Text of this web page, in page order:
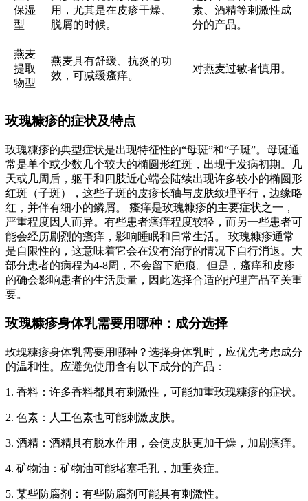
保湿
型
用，尤其是在皮疹干燥、
脱屑的时候。
素、酒精等刺激性成
分的产品。
燕麦
提取
物型
燕麦具有舒缓、抗炎的功
效，可减缓瘙痒。
对燕麦过敏者慎用。
玫瑰糠疹的症状及特点
玫瑰糠疹的典型症状是出现特征性的“母斑”和“子斑”。母斑通
常是单个或少数几个较大的椭圆形红斑，出现于发病初期。几
天或几周后，躯干和四肢近心端会陆续出现许多较小的椭圆形
红斑（子斑），这些子斑的皮疹长轴与皮肤纹理平行，边缘略
红，并伴有细小的鳞屑。 瘙痒是玫瑰糠疹的主要症状之一，
严重程度因人而异。有些患者瘙痒程度较轻，而另一些患者可
能会经历剧烈的瘙痒，影响睡眠和日常生活。 玫瑰糠疹通常
是自限性的，这意味着它会在没有治疗的情况下自行消退。大
部分患者的病程为4-8周，不会留下疤痕。但是，瘙痒和皮疹
的确会影响患者的生活质量，因此选择合适的护理产品至关重
要。
玫瑰糠疹身体乳需要用哪种：成分选择
玫瑰糠疹身体乳需要用哪种？选择身体乳时，应优先考虑成分
的温和性。应避免使用含有以下成分的产品：
1. 香料：许多香料都具有刺激性，可能加重玫瑰糠疹的症状。
2. 色素：人工色素也可能刺激皮肤。
3. 酒精：酒精具有脱水作用，会使皮肤更加干燥，加剧瘙痒。
4. 矿物油：矿物油可能堵塞毛孔，加重炎症。
5. 某些防腐剂：有些防腐剂可能具有刺激性。